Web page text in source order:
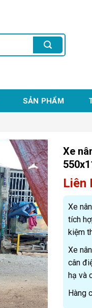
SẢN PHẨM
Xe
Liên
Xe
tích
kiệm
Xe
cân
hạ và
Hàng